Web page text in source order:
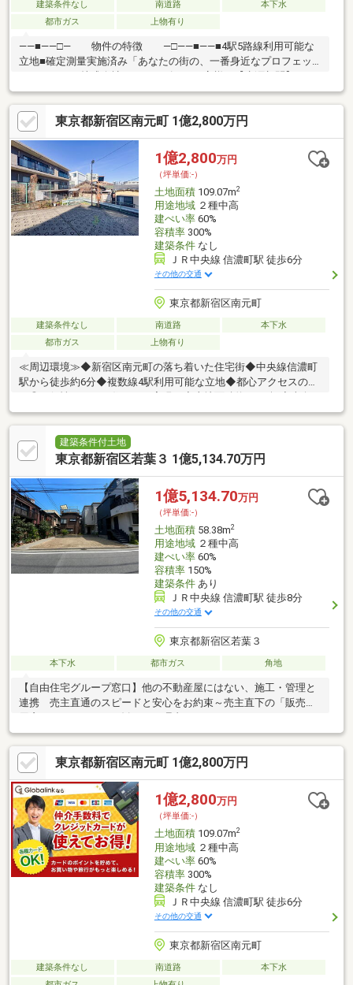
建築条件なし 南道路
本下水
都市ガス
上物有り
――■――□― 物件の特徴 ―□――■――■4駅5路線利用可能な
立地■確定測量実施済み「あなたの街の、一番身近なプロフェッ
て 各専門領域に特化したチーム体制となっております ■お客様か
らの紹介・リピート 成約率48％（2025年度実績）■目的から逆算
した最適なご提案を、スピーディに。■購入・売却・リフォー
ム・相続の専門チームで多角的な対応をさせていただきます。■
提携ローン20銀行以上、買い替えのコンサル、充実のアフターサ
ービスのご提供■未公開物件・弊社限定の物件、多数ございま
す！
東京都新宿区南元町 1億2,800万円
1億2,800万円
（坪単価:-）
土地面積109.07m2
用途地域２種中高
建ぺい率60%
容積率300%
建築条件なし
ＪＲ中央線 信濃町駅 徒歩6分
その他の交通
東京都新宿区南元町
建築条件なし 南道路
本下水
都市ガス
上物有り
≪周辺環境≫◆新宿区南元町の落ち着いた住宅街◆中央線信濃町
駅から徒歩約6分◆複数線4駅利用可能な立地◆都心アクセスの良
のゆとりある敷地◆理想の住まいを自由設計◆建ぺい率60％・容
積率300％◆建築条件はございません◆お好きなハウスメーカー
で建築可能ですご要望をお伺いしオリジナルのプランを無料にて
作成します。お気軽にお問い合わせください。お問い合わせは
建築条件付土地
東京都新宿区若葉３ 1億5,134.70万円
1億5,134.70万円
（坪単価:-）
土地面積58.38m2
用途地域２種中高
建ぺい率60%
容積率150%
建築条件あり
ＪＲ中央線 信濃町駅 徒歩8分
その他の交通
東京都新宿区若葉３
本下水 都市ガス 角地
【自由住宅グループ窓口】他の不動産屋にはない、施工・管理と
連携 売主直通のスピードと安心をお約束～売主直下の「販売専
【立地】 新宿区若葉、信濃町駅徒歩8分【自由】 ご家族の
ご要望を積み込めるカスタマイズ住宅【利便】 四ツ谷・信濃
町・四谷三丁目を自在に使いこなし、通勤通学に便利
東京都新宿区南元町 1億2,800万円
1億2,800万円
（坪単価:-）
土地面積109.07m2
用途地域２種中高
建ぺい率60%
容積率300%
建築条件なし
ＪＲ中央線 信濃町駅 徒歩6分
その他の交通
東京都新宿区南元町
建築条件なし 南道路
本下水